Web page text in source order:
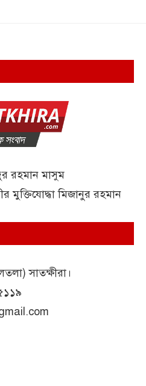
রহমান মাসুম
মুক্তিযোদ্ধা মিজানুর রহমান
সাতক্ষীরা।